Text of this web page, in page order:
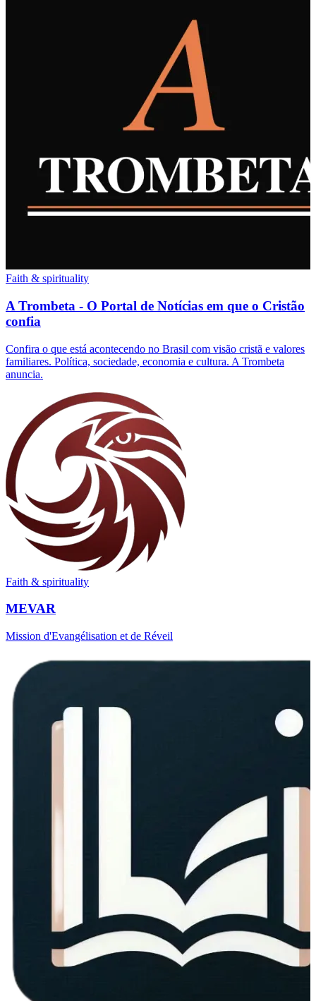
Faith & spirituality
A Trombeta - O Portal de Notícias em que o Cristão
confia
Confira o que está acontecendo no Brasil com visão cristã e valores
familiares. Política, sociedade, economia e cultura. A Trombeta
anuncia.
Faith & spirituality
MEVAR
Mission d'Evangélisation et de Réveil